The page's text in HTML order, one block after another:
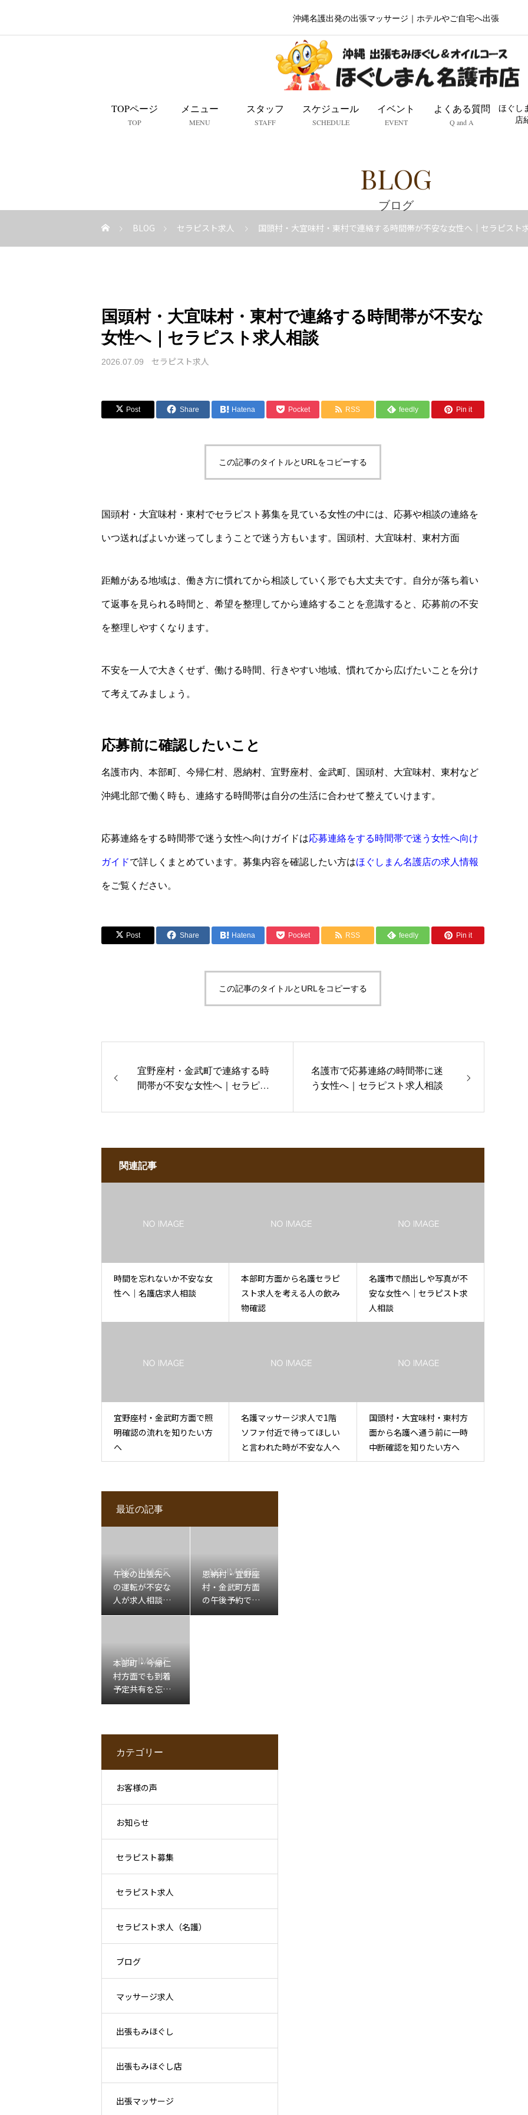
沖縄名護出発の出張マッサージ｜ホテルやご自宅へ出張
TOPページ
TOP
メニュー
MENU
スタッフ
STAFF
スケジュール
SCHEDULE
イベント
EVENT
よくある質問
Q and A
ほぐし
店
BLOG
ブログ
BLOG セラピスト求人 国頭村・大宜味村・東村で連絡する時間帯が不安な女性へ｜セラピスト
国頭村・大宜味村・東村で連絡する時間帯が不安な
女性へ｜セラピスト求人相談
2026.07.09 セラピスト求人
Post Share Hatena Pocket RSS feedly Pin it
この記事のタイトルとURLをコピーする
国頭村・大宜味村・東村でセラピスト募集を見ている女性の中には、応募や相談の連絡を
いつ送ればよいか迷ってしまうことで迷う方もいます。国頭村、大宜味村、東村方面
距離がある地域は、働き方に慣れてから相談していく形でも大丈夫です。自分が落ち着い
て返事を見られる時間と、希望を整理してから連絡することを意識すると、応募前の不安
を整理しやすくなります。
不安を一人で大きくせず、働ける時間、行きやすい地域、慣れてから広げたいことを分け
て考えてみましょう。
応募前に確認したいこと
名護市内、本部町、今帰仁村、恩納村、宜野座村、金武町、国頭村、大宜味村、東村など
沖縄北部で働く時も、連絡する時間帯は自分の生活に合わせて整えていけます。
応募連絡をする時間帯で迷う女性へ向けガイドは応募連絡をする時間帯で迷う女性へ向け
ガイドで詳しくまとめています。募集内容を確認したい方はほぐしまん名護店の求人情報
をご覧ください。
Post Share Hatena Pocket RSS feedly Pin it
この記事のタイトルとURLをコピーする
宜野座村・金武町で連絡する時
間帯が不安な女性へ｜セラピス
名護市で応募連絡の時間帯に迷
う女性へ｜セラピスト求人相談
関連記事
時間を忘れないか不安な女
性へ｜名護店求人相談
本部町方面から名護セラピ
スト求人を考える人の飲み
物確認
名護市で顔出しや写真が不
安な女性へ｜セラピスト求
人相談
宜野座村・金武町方面で照
明確認の流れを知りたい方
へ
名護マッサージ求人で1階
ソファ付近で待ってほしい
と言われた時が不安な人へ
国頭村・大宜味村・東村方
面から名護へ通う前に一時
中断確認を知りたい方へ
最近の記事
午後の出張先へ
の運転が不安な
人が求人相談前
に整理したいこ
恩納村・宜野座
村・金武町方面
の午後予約で移
動確認が不安な
本部町・今帰仁
村方面でも到着
予定共有を忘れ
たくない人へ
カテゴリー
お客様の声
お知らせ
セラピスト募集
セラピスト求人
セラピスト求人（名護）
ブログ
マッサージ求人
出張もみほぐし
出張もみほぐし店
出張マッサージ